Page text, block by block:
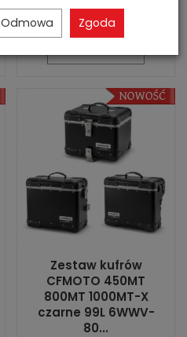
1 620,00 zł
Zestaw kufrów
CFMOTO 450MT
800MT 1000MT-X
czarne 99L 6WWV-
80...
Odmowa Zgoda